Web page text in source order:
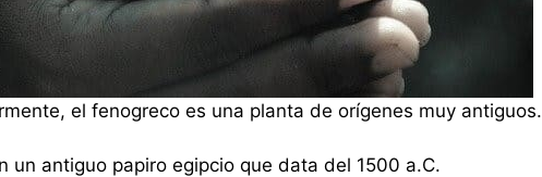
el fenogreco es una planta de orígenes muy antiguos.
un antiguo papiro egipcio que data del 1500 a.C.